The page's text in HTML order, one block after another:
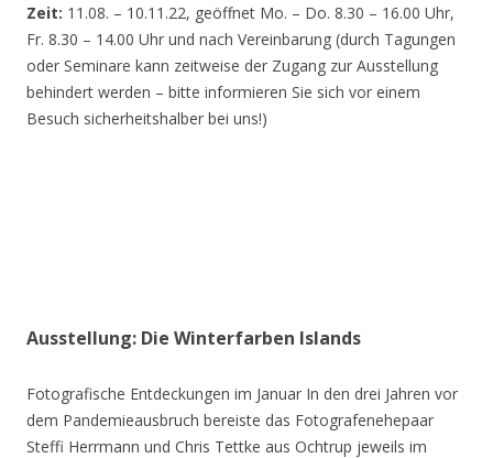
Zeit: 11.08. – 10.11.22, geöffnet Mo. – Do. 8.30 – 16.00 Uhr,
Fr. 8.30 – 14.00 Uhr und nach Vereinbarung (durch Tagungen
oder Seminare kann zeitweise der Zugang zur Ausstellung
behindert werden – bitte informieren Sie sich vor einem
Besuch sicherheitshalber bei uns!)
Ausstellung: Die Winterfarben Islands
Fotografische Entdeckungen im Januar In den drei Jahren vor
dem Pandemieausbruch bereiste das Fotografenehepaar
Steffi Herrmann und Chris Tettke aus Ochtrup jeweils im